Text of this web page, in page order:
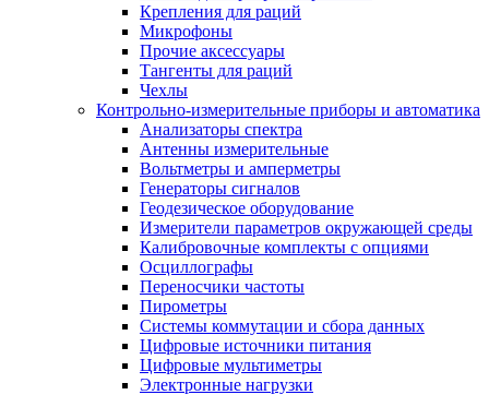
Крепления для раций
Микрофоны
Прочие аксессуары
Тангенты для раций
Чехлы
Контрольно-измерительные приборы и автоматика
Анализаторы спектра
Антенны измерительные
Вольтметры и амперметры
Генераторы сигналов
Геодезическое оборудование
Измерители параметров окружающей среды
Калибровочные комплекты с опциями
Осциллографы
Переносчики частоты
Пирометры
Системы коммутации и сбора данных
Цифровые источники питания
Цифровые мультиметры
Электронные нагрузки